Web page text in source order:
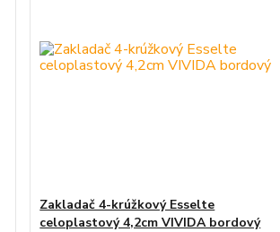
Zakladač 4-krúžkový Esselte
celoplastový 4,2cm VIVIDA bordový